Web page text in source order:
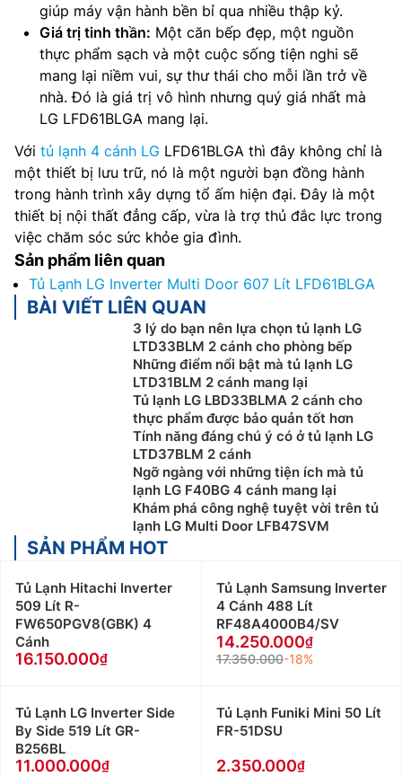
giúp máy vận hành bền bỉ qua nhiều thập kỷ.
Giá trị tinh thần: Một căn bếp đẹp, một nguồn
thực phẩm sạch và một cuộc sống tiện nghi sẽ
mang lại niềm vui, sự thư thái cho mỗi lần trở về
nhà. Đó là giá trị vô hình nhưng quý giá nhất mà
LG LFD61BLGA mang lại.
Với tủ lạnh 4 cánh LG LFD61BLGA thì đây không chỉ là
một thiết bị lưu trữ, nó là một người bạn đồng hành
trong hành trình xây dựng tổ ấm hiện đại. Đây là một
thiết bị nội thất đẳng cấp, vừa là trợ thủ đắc lực trong
việc chăm sóc sức khỏe gia đình.
Sản phẩm liên quan
Tủ Lạnh LG Inverter Multi Door 607 Lít LFD61BLGA
BÀI VIẾT LIÊN QUAN
3 lý do bạn nên lựa chọn tủ lạnh LG
LTD33BLM 2 cánh cho phòng bếp
Những điểm nổi bật mà tủ lạnh LG
LTD31BLM 2 cánh mang lại
Tủ lạnh LG LBD33BLMA 2 cánh cho
thực phẩm được bảo quản tốt hơn
Tính năng đáng chú ý có ở tủ lạnh LG
LTD37BLM 2 cánh
Ngỡ ngàng với những tiện ích mà tủ
lạnh LG F40BG 4 cánh mang lại
Khám phá công nghệ tuyệt vời trên tủ
lạnh LG Multi Door LFB47SVM
SẢN PHẨM HOT
Tủ Lạnh Hitachi Inverter
509 Lít R-
FW650PGV8(GBK) 4
Cánh
16.150.000
Tủ Lạnh Samsung Inverter
4 Cánh 488 Lít
RF48A4000B4/SV
14.250.000
17.350.000-18%
Tủ Lạnh LG Inverter Side
By Side 519 Lít GR-
B256BL
11.000.000
Tủ Lạnh Funiki Mini 50 Lít
FR-51DSU
2.350.000